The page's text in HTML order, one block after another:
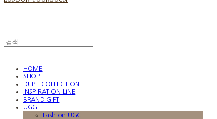
HOME
SHOP
DUPE COLLECTION
INSPIRATION LINE
BRAND GIFT
UGG
Fashion UGG